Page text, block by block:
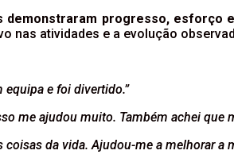
demonstraram progresso, esforço
nas atividades e a evolução
equipa e foi divertido.”
me ajudou muito. Também achei que
da vida. Ajudou-me a melhorar